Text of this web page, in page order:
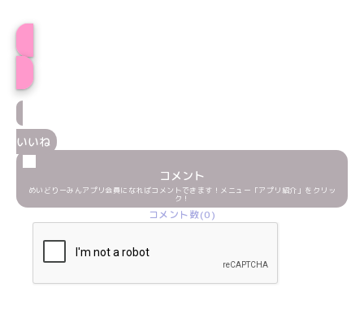
いいね
コメント
めいどりーみんアプリ会員になればコメントできます！メニュー「アプリ紹介」をクリッ
ク！
コメント数(0)